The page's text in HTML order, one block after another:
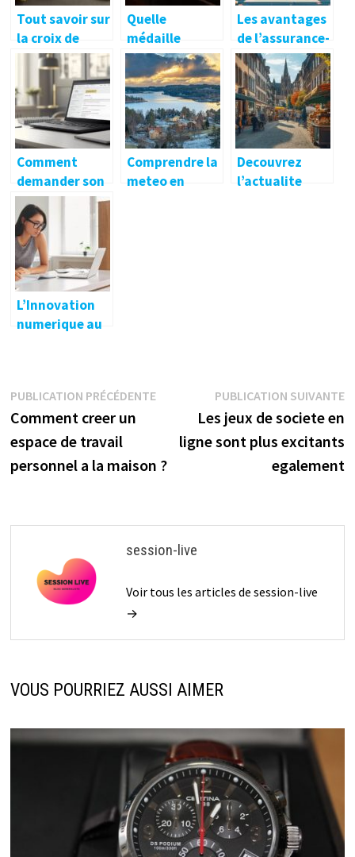
Tout savoir sur
la croix de
guerre 39-45 et
importance
historique
Quelle
médaille
miraculeuse
choisir pour un
baptême ?
Les avantages
de l’assurance-
vie
Luxembourg
pour optimiser
votre épargne
Comment
demander son
acte de
naissance en
ligne
facilement et
rapidement
Comprendre la
meteo en
Decouvrez
l’actualite
L’Innovation
numerique au
Navigation
de
l’article
PUBLICATION PRÉCÉDENTEPublication
précédente :
Comment creer un
espace de travail
personnel a la maison ?
PUBLICATION SUIVANTE
Les jeux de societe en
ligne sont plus excitants
egalement
session-live
Voir tous les articles de session-live
→
VOUS POURRIEZ AUSSI AIMER